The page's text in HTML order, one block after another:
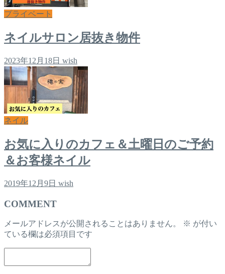
プライベート
ネイルサロン居抜き物件
2023年12月18日 wish
ネイル
お気に入りのカフェ＆土曜日のご予約
＆お客様ネイル
2019年12月9日 wish
COMMENT
メールアドレスが公開されることはありません。 ※ が付い
ている欄は必須項目です